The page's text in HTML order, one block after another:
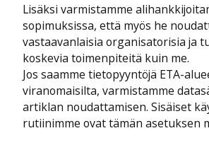
Lisäksi varmistamme
sopimuksissa, että myös he
vastaavanlaisia organisatorisia ja
koskevia toimenpiteitä kuin me.
Jos saamme tietopyyntöjä ETA-
viranomaisilta, varmistamme
artiklan noudattamisen. Sisäiset
rutiinimme ovat tämän asetuksen